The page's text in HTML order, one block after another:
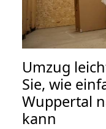
Umzug
Sie, wie
Wuppertal
kann